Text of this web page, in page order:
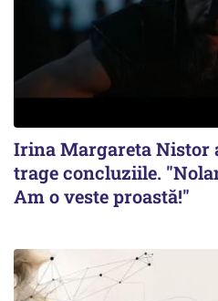
Irina Margareta Nistor
trage concluziile.
Am o veste proastă!"